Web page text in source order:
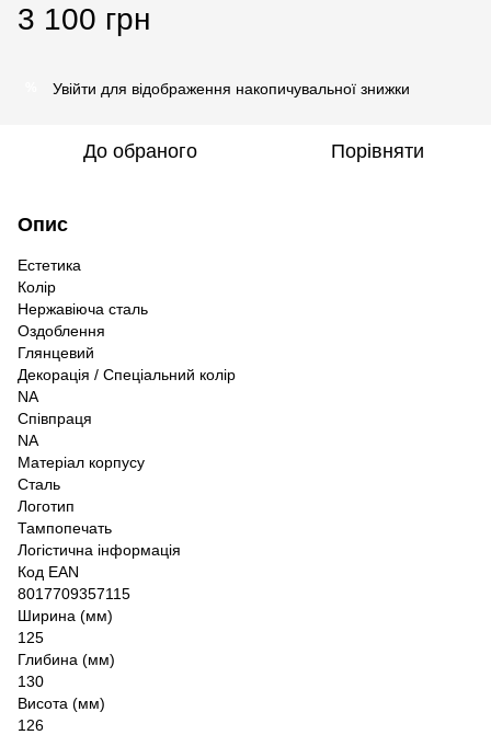
3 100 грн
Увійти для відображення накопичувальної знижки
До обраного Порівняти
Опис
Естетика
Колір
Нержавіюча сталь
Оздоблення
Глянцевий
Декорація / Спеціальний колір
NA
Співпраця
NA
Матеріал корпусу
Сталь
Логотип
Тампопечать
Логістична інформація
Код EAN
8017709357115
Ширина (мм)
125
Глибина (мм)
130
Висота (мм)
126